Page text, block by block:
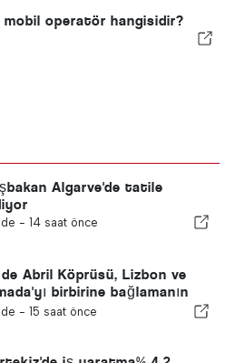
operatör hangisidir?
Algarve'de tatile
- 14 saat önce
Abril Köprüsü, Lizbon ve
birbirine bağlamanın
yılını kutluyor
- 15 saat önce